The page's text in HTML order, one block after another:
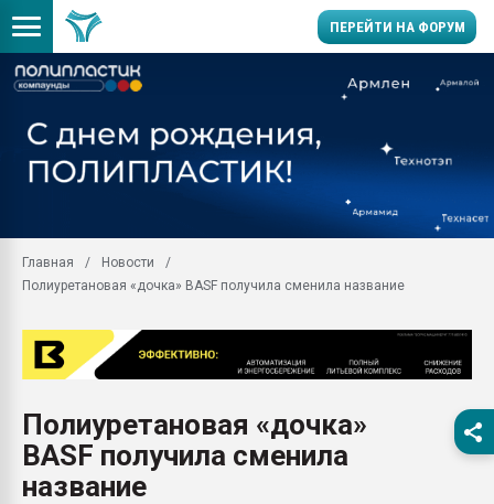
ПЕРЕЙТИ НА ФОРУМ
заводу пластмасс"
28.07.2026
пластмасс
28.07.2026
Главная
Новости
Полиуретановая «дочка» BASF получила сменила название
Полиуретановая «дочка»
BASF получила сменила
название